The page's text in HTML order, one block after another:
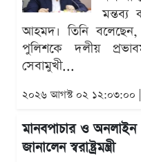
মন্তব্য
আহমদ। তিনি
পুলিশকে দলীয়
সেবামুখী...
২০২৬ আগস্ট ০২ ১২:০৩:০০
মানবপাচার ও অনলাইন
জানালেন স্বরাষ্ট্রমন্ত্রী